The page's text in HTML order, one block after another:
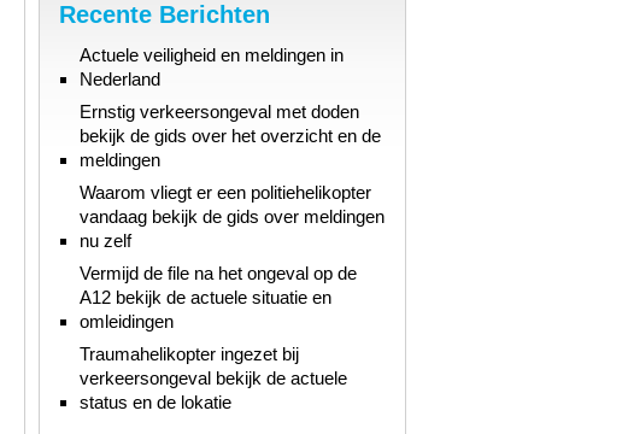
Recente Berichten
Actuele veiligheid en meldingen in
Nederland
Ernstig verkeersongeval met doden
bekijk de gids over het overzicht en de
meldingen
Waarom vliegt er een politiehelikopter
vandaag bekijk de gids over meldingen
nu zelf
Vermijd de file na het ongeval op de
A12 bekijk de actuele situatie en
omleidingen
Traumahelikopter ingezet bij
verkeersongeval bekijk de actuele
status en de lokatie